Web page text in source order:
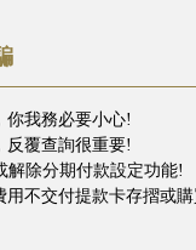
你我務必要小心!
反覆查詢很重要!
解除分期付款設定功能!
用不交付提款卡存摺或